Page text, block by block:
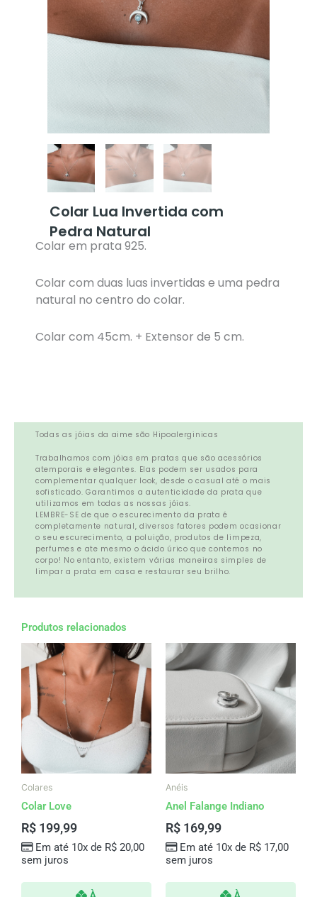
Colar Lua Invertida com
Pedra Natural
Colar em prata 925.
Colar com duas luas invertidas e uma pedra
natural no centro do colar.
Colar com 45cm. + Extensor de 5 cm.
Todas as jóias da aime são Hipoalerginicas
Trabalhamos com jóias em pratas que são acessórios
atemporais e elegantes. Elas podem ser usados para
complementar qualquer look, desde o casual até o mais
sofisticado. Garantimos a autenticidade da prata que
utilizamos em todas as nossas jóias.
LEMBRE-SE de que o escurecimento da prata é
completamente natural, diversos fatores podem ocasionar
o seu escurecimento, a poluição, produtos de limpeza,
perfumes e ate mesmo o ácido úrico que contemos no
corpo! No entanto, existem várias maneiras simples de
limpar a prata em casa e restaurar seu brilho.
Produtos relacionados
Colares
Colar Love
R$ 199,99
Em até 10x de R$20,00
sem juros
Anéis
Anel Falange Indiano
R$ 169,99
Em até 10x de R$17,00
sem juros